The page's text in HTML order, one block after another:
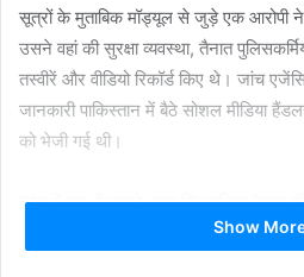
सूत्रों के मुताबिक मॉड्यूल से जुड़े एक आरोपी ने
उसने वहां की सुरक्षा व्यवस्था, तैनात
तस्वीरें और वीडियो रिकॉर्ड किए थे। जांच
जानकारी पाकिस्तान में बैठे सोशल मीडिया
को भेजी गई थी।
जांच में यह भी सामने आया कि साजिश केवल
ने कथित तौर पर मंदिर परिसर में मौजूद
Show